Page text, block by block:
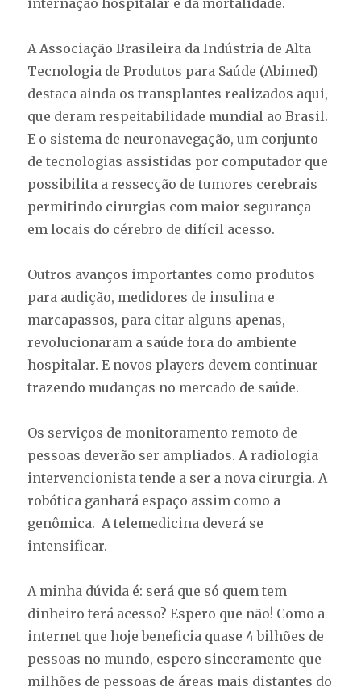
internação hospitalar e da mortalidade.
A Associação Brasileira da Indústria de Alta
Tecnologia de Produtos para Saúde (Abimed)
destaca ainda os transplantes realizados aqui,
que deram respeitabilidade mundial ao Brasil.
E o sistema de neuronavegação, um conjunto
de tecnologias assistidas por computador que
possibilita a ressecção de tumores cerebrais
permitindo cirurgias com maior segurança
em locais do cérebro de difícil acesso.
Outros avanços importantes como produtos
para audição, medidores de insulina e
marcapassos, para citar alguns apenas,
revolucionaram a saúde fora do ambiente
hospitalar. E novos players devem continuar
trazendo mudanças no mercado de saúde.
Os serviços de monitoramento remoto de
pessoas deverão ser ampliados. A radiologia
intervencionista tende a ser a nova cirurgia. A
robótica ganhará espaço assim como a
genômica. A telemedicina deverá se
intensificar.
A minha dúvida é: será que só quem tem
dinheiro terá acesso? Espero que não! Como a
internet que hoje beneficia quase 4 bilhões de
pessoas no mundo, espero sinceramente que
milhões de pessoas de áreas mais distantes do